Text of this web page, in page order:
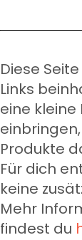
Diese
Links
eine kleine
Produkte
Für dich
keine
Mehr
findest du